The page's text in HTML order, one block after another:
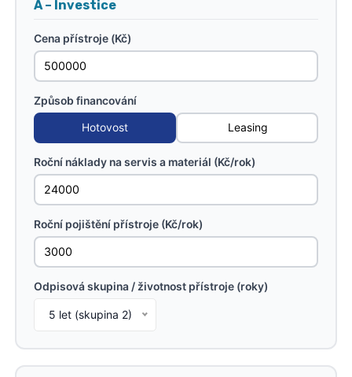
A – Investice
Cena přístroje (Kč)
Způsob financování
Hotovost Leasing
Roční náklady na servis a materiál (Kč/rok)
Roční pojištění přístroje (Kč/rok)
Odpisová skupina / životnost přístroje (roky)
5 let (skupina 2)